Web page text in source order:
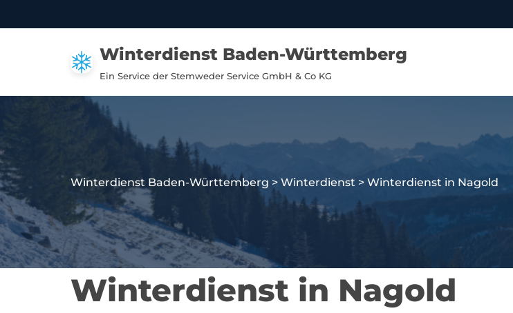
Winterdienst Baden-Württemberg
Ein Service der Stemweder Service GmbH & Co KG
Winterdienst Baden-Württemberg > Winterdienst > Winterdienst in Nagold
Winterdienst in Nagold